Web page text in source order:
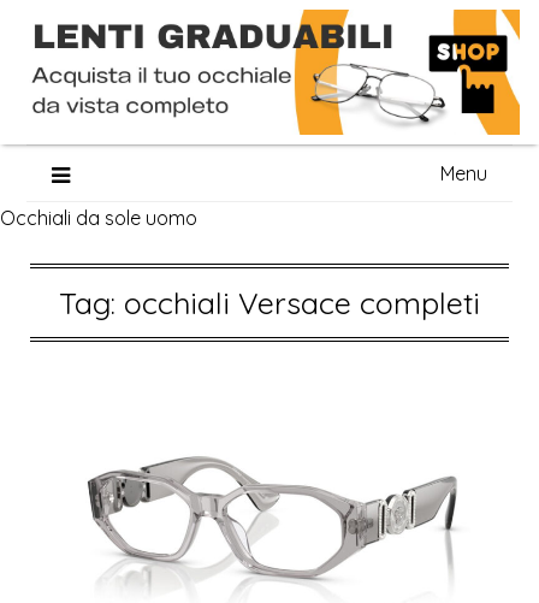
content
Menu
Occhiali da sole uomo
Tag: occhiali Versace completi